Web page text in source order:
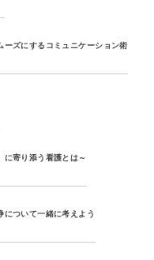
ズにするコミュニケーション術
に寄り添う看護とは～
について一緒に考えよう